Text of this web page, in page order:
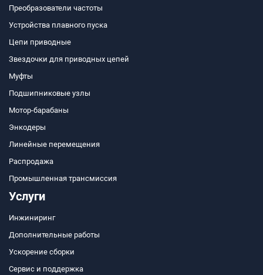
Преобразователи частоты
Устройства плавного пуска
Цепи приводные
Звездочки для приводных цепей
Муфты
Подшипниковые узлы
Мотор-барабаны
Энкодеры
Линейные перемещения
Распродажа
Промышленная трансмиссия
Услуги
Инжиниринг
Дополнительные работы
Ускорение сборки
Сервис и поддержка